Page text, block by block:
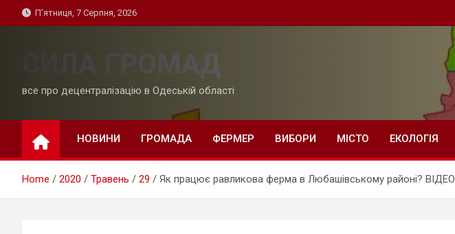
to
П’ятниця, 7 Серпня, 2026
СИЛА ГРОМАД
все про децентралізацію в Одеській області
НОВИНИ ГРОМАДА ФЕРМЕР ВИБОРИ МІСТО ЕКОЛОГІЯ
Home 2020 Травень 29 Як працює равликова ферма в Любашівському районі? ВІДЕО